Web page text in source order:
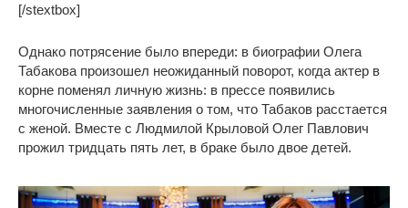
[/stextbox]
Однако потрясение было впереди: в биографии Олега
Табакова произошел неожиданный поворот, когда актер в
корне поменял личную жизнь: в прессе появились
многочисленные заявления о том, что Табаков расстается
с женой. Вместе с Людмилой Крыловой Олег Павлович
прожил тридцать пять лет, в браке было двое детей.